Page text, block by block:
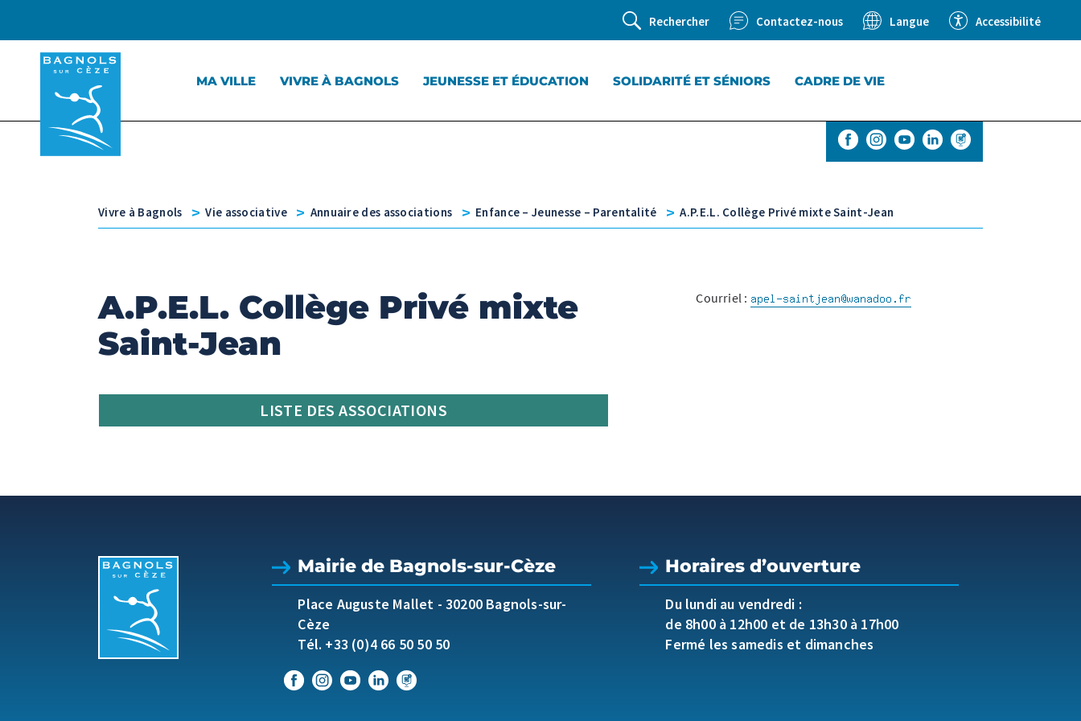
Rechercher Contactez-nous Langue Accessibilité
MA VILLE VIVRE À BAGNOLS JEUNESSE ET ÉDUCATION SOLIDARITÉ ET SÉNIORS CADRE DE VIE
Vivre à Bagnols v Vie associative v Annuaire des associations v Enfance – Jeunesse – Parentalité v A.P.E.L. Collège Privé mixte Saint-Jean
A.P.E.L. Collège Privé mixte
Saint-Jean
LISTE DES ASSOCIATIONS
Courriel :
Mairie de Bagnols-sur-Cèze
Place Auguste Mallet - 30200 Bagnols-sur-
Cèze
Tél. +33 (0)4 66 50 50 50
Horaires d’ouverture
Du lundi au vendredi :
de 8h00 à 12h00 et de 13h30 à 17h00
Fermé les samedis et dimanches